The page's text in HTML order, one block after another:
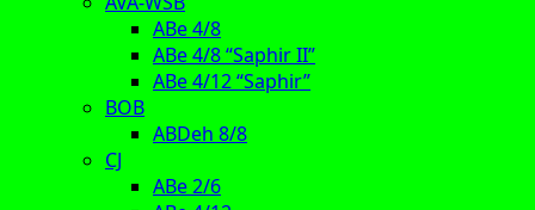
ABe 4/8
ABe 4/8 “Saphir II”
ABe 4/12 “Saphir”
BOB
ABDeh 8/8
CJ
ABe 2/6